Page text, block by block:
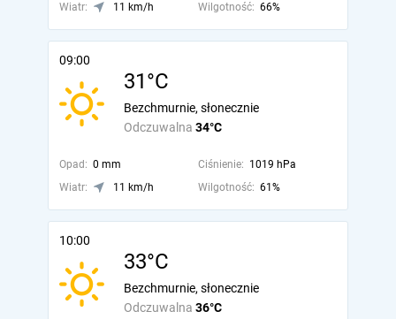
Wiatr:
11 km/h Wilgotność: 66%
09:00
31°C
Odczuwalna 34°C
Bezchmurnie, słonecznie
Opad: 0 mm Ciśnienie: 1019 hPa
Wiatr:
11 km/h Wilgotność: 61%
10:00
33°C
Odczuwalna 36°C
Bezchmurnie, słonecznie